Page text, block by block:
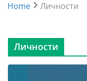
Home Личности
Личности